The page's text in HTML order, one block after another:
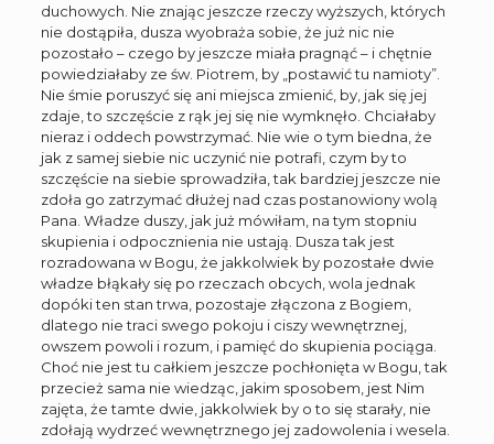
duchowych. Nie znając jeszcze rzeczy wyższych, których
nie dostąpiła, dusza wyobraża sobie, że już nic nie
pozostało – czego by jeszcze miała pragnąć – i chętnie
powiedziałaby ze św. Piotrem, by „postawić tu namioty”.
Nie śmie poruszyć się ani miejsca zmienić, by, jak się jej
zdaje, to szczęście z rąk jej się nie wymknęło. Chciałaby
nieraz i oddech powstrzymać. Nie wie o tym biedna, że
jak z samej siebie nic uczynić nie potrafi, czym by to
szczęście na siebie sprowadziła, tak bardziej jeszcze nie
zdoła go zatrzymać dłużej nad czas postanowiony wolą
Pana. Władze duszy, jak już mówiłam, na tym stopniu
skupienia i odpocznienia nie ustają. Dusza tak jest
rozradowana w Bogu, że jakkolwiek by pozostałe dwie
władze błąkały się po rzeczach obcych, wola jednak
dopóki ten stan trwa, pozostaje złączona z Bogiem,
dlatego nie traci swego pokoju i ciszy wewnętrznej,
owszem powoli i rozum, i pamięć do skupienia pociąga.
Choć nie jest tu całkiem jeszcze pochłonięta w Bogu, tak
przecież sama nie wiedząc, jakim sposobem, jest Nim
zajęta, że tamte dwie, jakkolwiek by o to się starały, nie
zdołają wydrzeć wewnętrznego jej zadowolenia i wesela.